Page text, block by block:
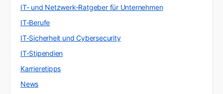
IT- und Netzwerk-Ratgeber für Unternehmen
IT-Berufe
IT-Sicherheit und Cybersecurity
IT-Stipendien
Karrieretipps
News